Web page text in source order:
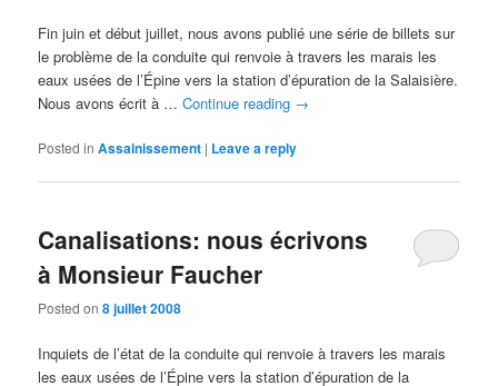
Fin juin et début juillet, nous avons publié une série de billets sur
le problème de la conduite qui renvoie à travers les marais les
eaux usées de l’Épine vers la station d’épuration de la Salaisière.
Nous avons écrit à …Continue reading →
Posted in Assainissement | Leave a reply
Canalisations: nous écrivons
à Monsieur Faucher
Posted on8 juillet 2008
Inquiets de l’état de la conduite qui renvoie à travers les marais
les eaux usées de l’Épine vers la station d’épuration de la